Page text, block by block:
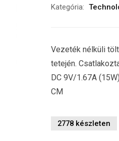
Kategória:
Vezeték nélküli
tetején.
DC 9V/1.67A
CM
2778 készleten